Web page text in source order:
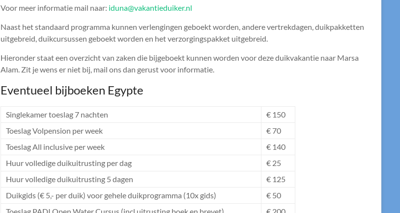
Voor meer informatie mail naar: iduna@vakantieduiker.nl
Naast het standaard programma kunnen verlengingen geboekt worden, andere vertrekdagen, duikpakketten
uitgebreid, duikcursussen geboekt worden en het verzorgingspakket uitgebreid.
Hieronder staat een overzicht van zaken die bijgeboekt kunnen worden voor deze duikvakantie naar Marsa
Alam. Zit je wens er niet bij, mail ons dan gerust voor informatie.
Eventueel bijboeken Egypte
Singlekamer toeslag 7 nachten
€ 150
Toeslag Volpension per week
€ 70
Toeslag All inclusive per week
€ 140
Huur volledige duikuitrusting per dag
€ 25
Huur volledige duikuitrusting 5 dagen
€ 125
Duikgids (€ 5,- per duik) voor gehele duikprogramma (10x gids)
€ 50